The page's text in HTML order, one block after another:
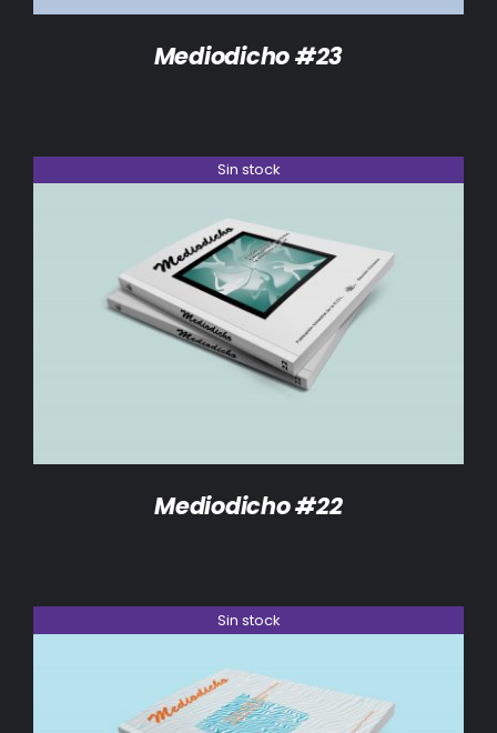
Mediodicho #23
Sin stock
DETALLES
Mediodicho #22
Sin stock